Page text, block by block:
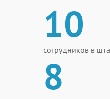
10
сотрудников в
8